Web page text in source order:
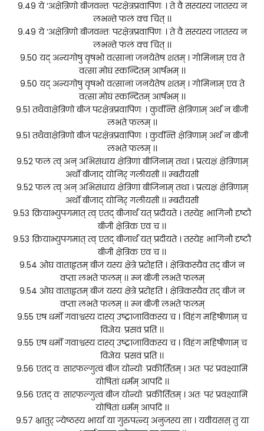
9.49 ये ‘अक्षेत्रिणो बीजवन्तः परक्षेत्रप्रवापिणः । ते वै सस्यस्य जातस्य न
लभन्ते फलं क्व चित् ।।
9.49 ये ‘अक्षेत्रिणो बीजवन्तः परक्षेत्रप्रवापिणः । ते वै सस्यस्य जातस्य न
लभन्ते फलं क्व चित् ।।
9.50 यद् अन्यगोषु वृषभो वत्सानां जनयेतेष शतम् । गोमिनाम् एव ते
वत्सा मोघं स्कन्दितम् आर्षभम् ।।
9.50 यद् अन्यगोषु वृषभो वत्सानां जनयेतेष शतम् । गोमिनाम् एव ते
वत्सा मोघं स्कन्दितम् आर्षभम् ।।
9.51 तथैवाक्षेत्रिणो बीजं परक्षेत्रप्रवापिणः । कुर्वन्ति क्षेत्रिणाम् अर्थं न बीजी
लभते फलम् ।।
9.51 तथैवाक्षेत्रिणो बीजं परक्षेत्रप्रवापिणः । कुर्वन्ति क्षेत्रिणाम् अर्थं न बीजी
लभते फलम् ।।
9.52 फलं त्व् अन् अभिसंधाय क्षेत्रिणां बीजिनाम् तथा । प्रत्यक्षं क्षेत्रिणाम्
अर्थो बीजाद् योनिर् गलीयसी ।। म्बरीयसी
9.52 फलं त्व् अन् अभिसंधाय क्षेत्रिणां बीजिनाम् तथा । प्रत्यक्षं क्षेत्रिणाम्
अर्थो बीजाद् योनिर् गलीयसी ।। म्बरीयसी
9.53 क्रियाभ्युपगमात् त्व् एतद् बीजार्थं यत् प्रदीयते । तस्येह भागिनौ दृष्टौ
बीजी क्षेत्रिक एव च ।।
9.53 क्रियाभ्युपगमात् त्व् एतद् बीजार्थं यत् प्रदीयते । तस्येह भागिनौ दृष्टौ
बीजी क्षेत्रिक एव च ।।
9.54 ओघ वाताहृतम् बीजं यस्य क्षेत्रे प्ररोहति । क्षेत्रिकस्यैव तद् बीजं न
वप्ता लभते फलम् ।। म्न बीजी लभते फलम्
9.54 ओघ वाताहृतम् बीजं यस्य क्षेत्रे प्ररोहति । क्षेत्रिकस्यैव तद् बीजं न
वप्ता लभते फलम् ।। म्न बीजी लभते फलम्
9.55 एष धर्मो गवाश्वस्य दास्य् उष्ट्राजाविकस्य च । विहंग महिषीणाम् च
विज्ञेयः प्रसवं प्रति ।।
9.55 एष धर्मो गवाश्वस्य दास्य् उष्ट्राजाविकस्य च । विहंग महिषीणाम् च
विज्ञेयः प्रसवं प्रति ।।
9.56 एतद् वः सारफल्गुत्वं बीज योन्योः प्रकीर्तितम् । अतः परं प्रवक्ष्यामि
योषितां धर्मम् आपदि ।।
9.56 एतद् वः सारफल्गुत्वं बीज योन्योः प्रकीर्तितम् । अतः परं प्रवक्ष्यामि
योषितां धर्मम् आपदि ।।
9.57 भ्रातुर् ज्येष्ठस्य भार्या या गुरुपत्न्य् अनुजस्य सा । यवीयसस् तु या